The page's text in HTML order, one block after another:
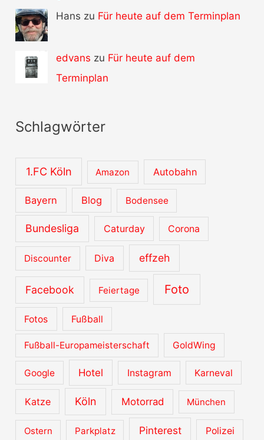
Hans zu Für heute auf dem Terminplan
edvans zu Für heute auf dem
Terminplan
Schlagwörter
1.FC Köln Amazon Autobahn
Bayern Blog Bodensee
Bundesliga Caturday Corona
Discounter Diva effzeh
Facebook Feiertage Foto
Fotos Fußball
Fußball-Europameisterschaft GoldWing
Google Hotel Instagram Karneval
Katze Köln Motorrad München
Ostern Parkplatz Pinterest Polizei